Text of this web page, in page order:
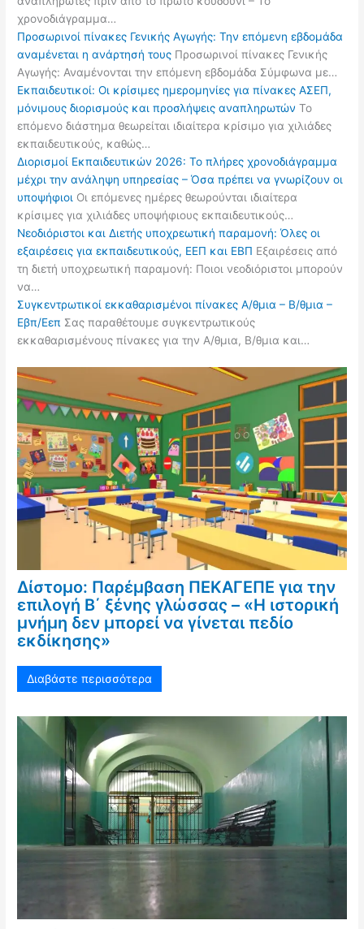
χρονοδιάγραμμα…
Προσωρινοί πίνακες Γενικής Αγωγής: Την επόμενη εβδομάδα
αναμένεται η ανάρτησή τους Προσωρινοί πίνακες Γενικής
Αγωγής: Αναμένονται την επόμενη εβδομάδα Σύμφωνα με…
Εκπαιδευτικοί: Οι κρίσιμες ημερομηνίες για πίνακες ΑΣΕΠ,
μόνιμους διορισμούς και προσλήψεις αναπληρωτών Το
επόμενο διάστημα θεωρείται ιδιαίτερα κρίσιμο για χιλιάδες
εκπαιδευτικούς, καθώς…
Διορισμοί Εκπαιδευτικών 2026: Το πλήρες χρονοδιάγραμμα
μέχρι την ανάληψη υπηρεσίας – Όσα πρέπει να γνωρίζουν οι
υποψήφιοι Οι επόμενες ημέρες θεωρούνται ιδιαίτερα
κρίσιμες για χιλιάδες υποψήφιους εκπαιδευτικούς…
Νεοδιόριστοι και Διετής υποχρεωτική παραμονή: Όλες οι
εξαιρέσεις για εκπαιδευτικούς, ΕΕΠ και ΕΒΠ Εξαιρέσεις από
τη διετή υποχρεωτική παραμονή: Ποιοι νεοδιόριστοι μπορούν
να…
Συγκεντρωτικοί εκκαθαρισμένοι πίνακες Α/θμια – Β/θμια –
Εβπ/Εεπ Σας παραθέτουμε συγκεντρωτικούς
εκκαθαρισμένους πίνακες για την Α/θμια, Β/θμια και…
Δίστομο: Παρέμβαση ΠΕΚΑΓΕΠΕ για την
επιλογή Β΄ ξένης γλώσσας – «Η ιστορική
μνήμη δεν μπορεί να γίνεται πεδίο
εκδίκησης»
Διαβάστε περισσότερα